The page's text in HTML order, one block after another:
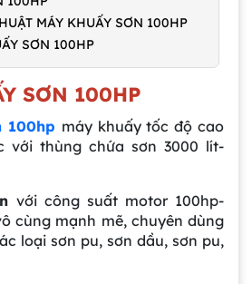
MÁY KHUẤY SƠN 100HP
SƠN 100HP
SƠN 100HP
100hp máy khuấy tốc độ cao
với thùng chứa sơn 3000 lít-
với công suất motor 100hp-
cùng mạnh mẽ, chuyên dùng
loại sơn pu, sơn dầu, sơn pu,